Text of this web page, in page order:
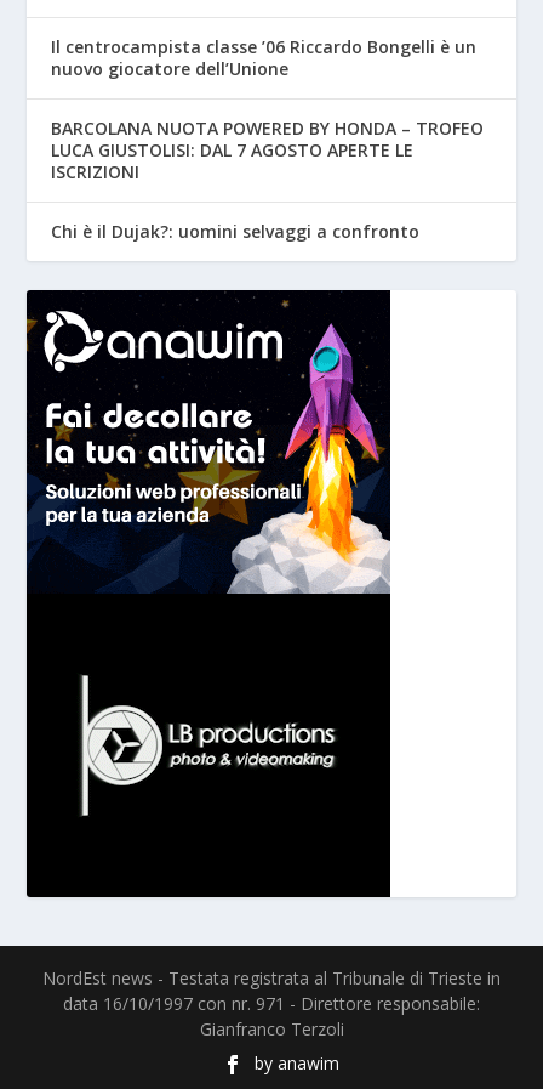
Il centrocampista classe ’06 Riccardo Bongelli è un
nuovo giocatore dell’Unione
BARCOLANA NUOTA POWERED BY HONDA – TROFEO
LUCA GIUSTOLISI: DAL 7 AGOSTO APERTE LE
ISCRIZIONI
Chi è il Dujak?: uomini selvaggi a confronto
NordEst news - Testata registrata al Tribunale di Trieste in
data 16/10/1997 con nr. 971 - Direttore responsabile:
Gianfranco Terzoli
by anawim